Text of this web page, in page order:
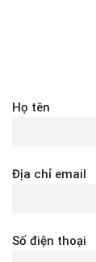
Họ tên
Địa chỉ email
Số điện thoại